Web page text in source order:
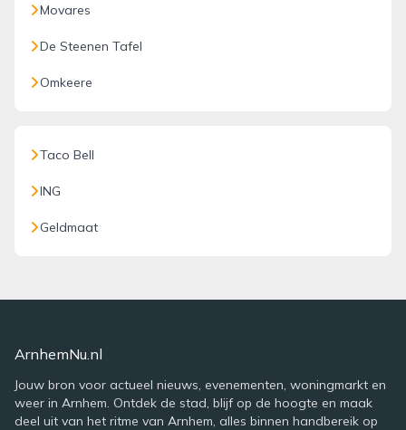
Movares
De Steenen Tafel
Omkeere
Taco Bell
ING
Geldmaat
ArnhemNu.nl
Jouw bron voor actueel nieuws, evenementen, woningmarkt en
weer in Arnhem. Ontdek de stad, blijf op de hoogte en maak
deel uit van het ritme van Arnhem, alles binnen handbereik op